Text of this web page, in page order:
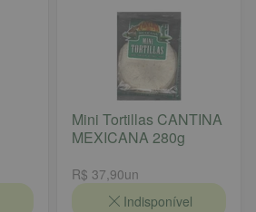
Mini Tortillas CANTINA
MEXICANA 280g
R$ 37,90un
Indisponível